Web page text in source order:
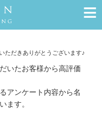
≡
ただきありがとうございます♪
いたお客様から高評価
アンケート内容から名
ます。